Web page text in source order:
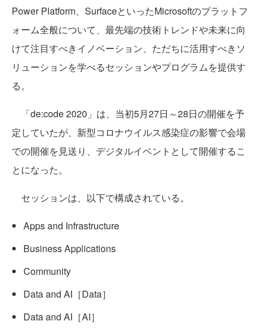
Power Platform、SurfaceといったMicrosoftのプラットフ
ォーム全般について、最先端の技術トレンドや未来に向
けて注目すべきイノベーション、ただちに活用すべきソ
リューションを学べるセッションやプログラムを提供す
る。
「de:code 2020」は、当初5月27日～28日の開催を予
定していたが、新型コロナウイルス感染症の影響で会場
での開催を見送り、デジタルイベントとして開催するこ
とになった。
セッションは、以下で構成されている。
Apps and Infrastructure
Business Applications
Community
Data and AI［Data］
Data and AI［AI］